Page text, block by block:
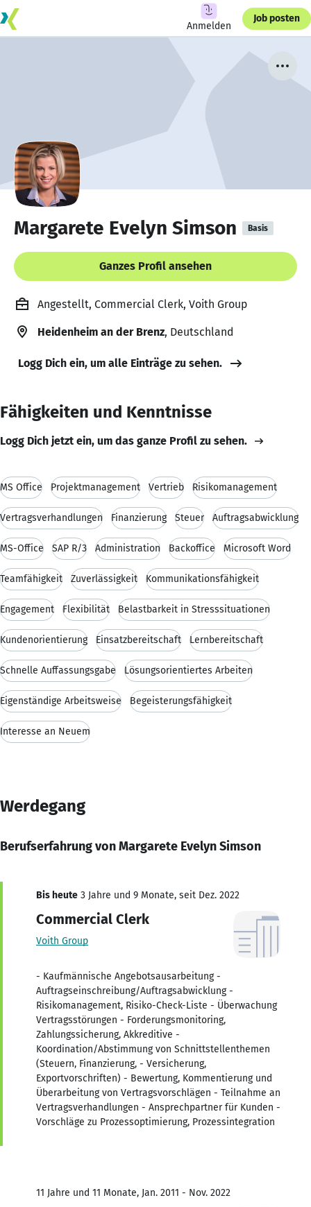
Anmelden
Job posten
Margarete Evelyn Simson Basis
Ganzes Profil ansehen
Angestellt, Commercial Clerk, Voith Group
Heidenheim an der Brenz, Deutschland
Logg Dich ein, um alle Einträge zu sehen.
Fähigkeiten und Kenntnisse
Logg Dich jetzt ein, um das ganze Profil zu sehen.
MS Office Projektmanagement Vertrieb Risikomanagement
Vertragsverhandlungen Finanzierung Steuer Auftragsabwicklung
MS-Office SAP R/3 Administration Backoffice Microsoft Word
Teamfähigkeit Zuverlässigkeit Kommunikationsfähigkeit
Engagement Flexibilität Belastbarkeit in Stresssituationen
Kundenorientierung Einsatzbereitschaft Lernbereitschaft
Schnelle Auffassungsgabe Lösungsorientiertes Arbeiten
Eigenständige Arbeitsweise Begeisterungsfähigkeit
Interesse an Neuem
Werdegang
Berufserfahrung von Margarete Evelyn Simson
Bis heute 3 Jahre und 9 Monate, seit Dez. 2022
Commercial Clerk
Voith Group
- Kaufmännische Angebotsausarbeitung -
Auftragseinschreibung/Auftragsabwicklung -
Risikomanagement, Risiko-Check-Liste - Überwachung
Vertragsstörungen - Forderungsmonitoring,
Zahlungssicherung, Akkreditive -
Koordination/Abstimmung von Schnittstellenthemen
(Steuern, Finanzierung, - Versicherung,
Exportvorschriften) - Bewertung, Kommentierung und
Überarbeitung von Vertragsvorschlägen - Teilnahme an
Vertragsverhandlungen - Ansprechpartner für Kunden -
Vorschläge zu Prozessoptimierung, Prozessintegration
11 Jahre und 11 Monate, Jan. 2011 - Nov. 2022